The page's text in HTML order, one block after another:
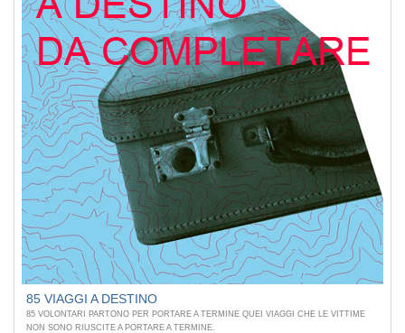
85 VIAGGI A DESTINO
85 VOLONTARI PARTONO PER PORTARE A TERMINE QUEI VIAGGI CHE LE VITTIME
NON SONO RIUSCITE A PORTARE A TERMINE.